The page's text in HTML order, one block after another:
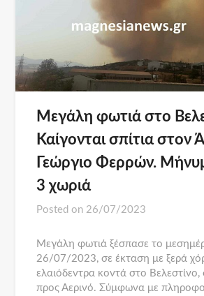
Μεγάλη φωτιά στο
Καίγονται σπίτια στον
Γεώργιο Φερρών.
3 χωριά
Posted on 26/07/2023
Μεγάλη φωτιά ξέσπασε το
26/07/2023, σε έκταση με ξερά
ελαιόδεντρα κοντά στο
προς Αερινό. Σύμφωνα με